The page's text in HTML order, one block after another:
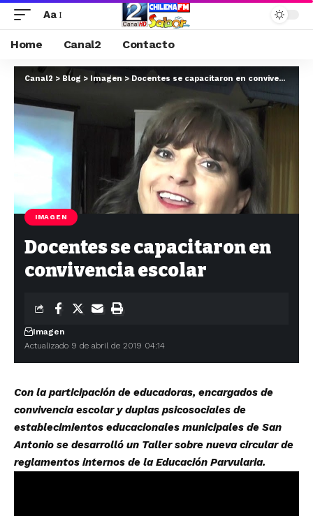
Aa
Home Canal2 Contacto
Canal2 > Blog > Imagen> Docentes se capacitaron en convivencia escolar
IMAGEN
Docentes se capacitaron en
convivencia escolar
Actualizado 9 de abril de 2019 04:14
Imagen
Con la participación de educadoras, encargados de
convivencia escolar y duplas psicosociales de
establecimientos educacionales municipales de San
Antonio se desarrolló un Taller sobre nueva circular de
reglamentos internos de la Educación Parvularia.